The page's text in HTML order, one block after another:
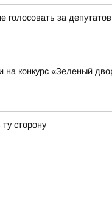
за
на конкурс «Зеленый
сторону